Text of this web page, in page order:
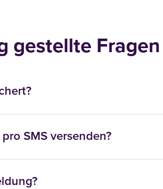
gestellte
SMS versenden?